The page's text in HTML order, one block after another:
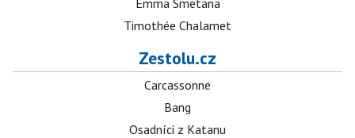
Emma Smetana
Timothée Chalamet
Zestolu.cz
Carcassonne
Bang
Osadníci z Katanu